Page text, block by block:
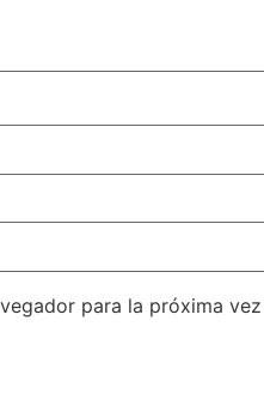
para la próxima